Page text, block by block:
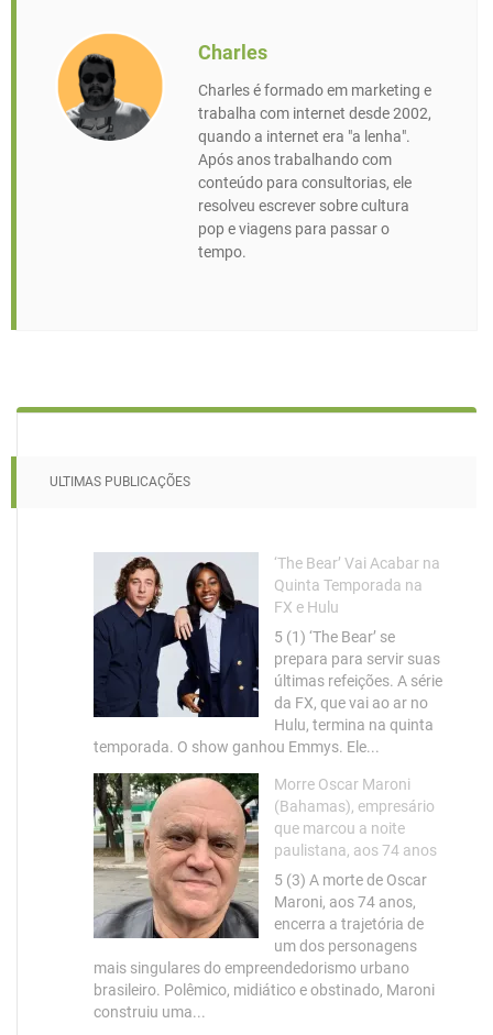
Charles
Charles é formado em marketing e
trabalha com internet desde 2002,
quando a internet era "a lenha".
Após anos trabalhando com
conteúdo para consultorias, ele
resolveu escrever sobre cultura
pop e viagens para passar o
tempo.
ULTIMAS PUBLICAÇÕES
‘The Bear’ Vai Acabar na
Quinta Temporada na
FX e Hulu
5 (1) ‘The Bear’ se
prepara para servir suas
últimas refeições. A série
da FX, que vai ao ar no
Hulu, termina na quinta
temporada. O show ganhou Emmys. Ele...
Morre Oscar Maroni
(Bahamas), empresário
que marcou a noite
paulistana, aos 74 anos
5 (3) A morte de Oscar
Maroni, aos 74 anos,
encerra a trajetória de
um dos personagens
mais singulares do empreendedorismo urbano
brasileiro. Polêmico, midiático e obstinado, Maroni
construiu uma...